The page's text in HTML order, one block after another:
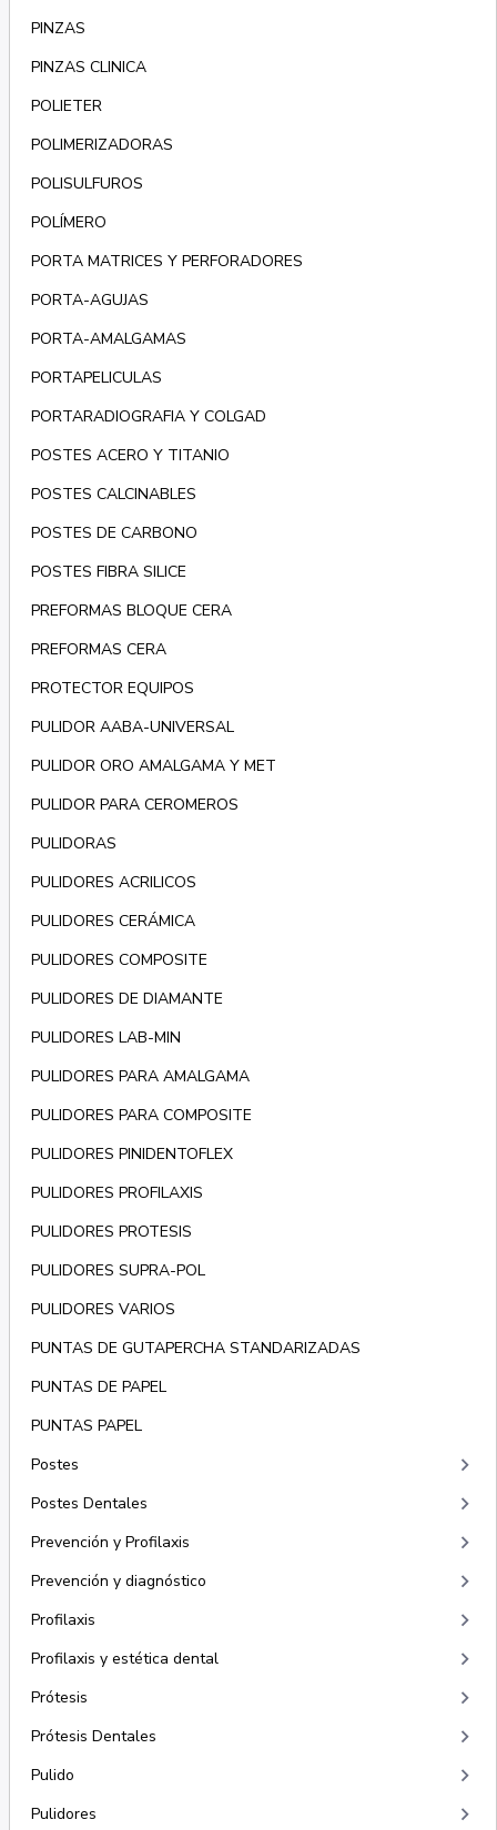
PINZAS
PINZAS CLINICA
POLIETER
POLIMERIZADORAS
POLISULFUROS
POLÍMERO
PORTA MATRICES Y PERFORADORES
PORTA-AGUJAS
PORTA-AMALGAMAS
PORTAPELICULAS
PORTARADIOGRAFIA Y COLGAD
POSTES ACERO Y TITANIO
POSTES CALCINABLES
POSTES DE CARBONO
POSTES FIBRA SILICE
PREFORMAS BLOQUE CERA
PREFORMAS CERA
PROTECTOR EQUIPOS
PULIDOR AABA-UNIVERSAL
PULIDOR ORO AMALGAMA Y MET
PULIDOR PARA CEROMEROS
PULIDORAS
PULIDORES ACRILICOS
PULIDORES CERÁMICA
PULIDORES COMPOSITE
PULIDORES DE DIAMANTE
PULIDORES LAB-MIN
PULIDORES PARA AMALGAMA
PULIDORES PARA COMPOSITE
PULIDORES PINIDENTOFLEX
PULIDORES PROFILAXIS
PULIDORES PROTESIS
PULIDORES SUPRA-POL
PULIDORES VARIOS
PUNTAS DE GUTAPERCHA STANDARIZADAS
PUNTAS DE PAPEL
PUNTAS PAPEL
Postes
keyboard_arrow_right
Postes Dentales keyboard_arrow_right
Prevención y Profilaxis keyboard_arrow_right
Prevención y diagnóstico keyboard_arrow_right
Profilaxis keyboard_arrow_right
Profilaxis y estética dental keyboard_arrow_right
Prótesis keyboard_arrow_right
Prótesis Dentales keyboard_arrow_right
Pulido keyboard_arrow_right
Pulidores keyboard_arrow_right